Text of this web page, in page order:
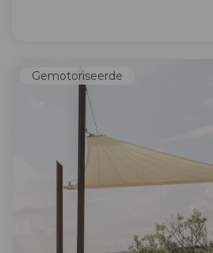
Gemotoriseerde